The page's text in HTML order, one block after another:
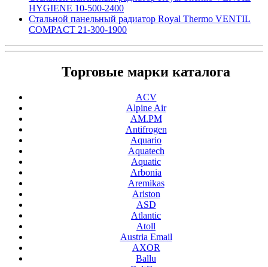
HYGIENE 10-500-2400
Стальной панельный радиатор Royal Thermo VENTIL
COMPACT 21-300-1900
Торговые марки каталога
ACV
Alpine Air
AM.PM
Antifrogen
Aquario
Aquatech
Aquatic
Arbonia
Aremikas
Ariston
ASD
Atlantic
Atoll
Austria Email
AXOR
Ballu